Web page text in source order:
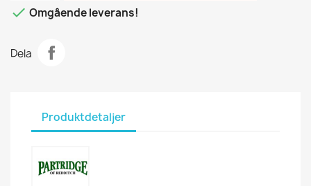
 Omgående leverans!
Dela
Produktdetaljer